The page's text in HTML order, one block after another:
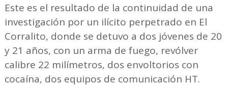
Este es el resultado de la continuidad de una
investigación por un ilícito perpetrado en El
Corralito, donde se detuvo a dos jóvenes de 20
y 21 años, con un arma de fuego, revólver
calibre 22 milímetros, dos envoltorios con
cocaína, dos equipos de comunicación HT.